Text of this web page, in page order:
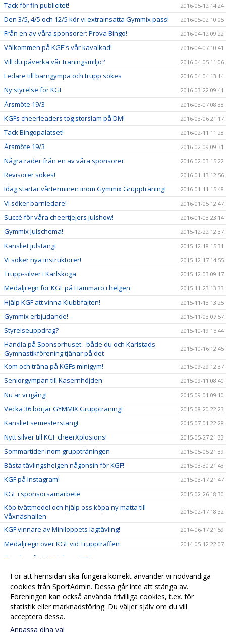
Tack för fin publicitet! 2016-05-12 14:24
Den 3/5, 4/5 och 12/5 kör vi extrainsatta Gymmix pass! 2016-05-02 10:05
Från en av våra sponsorer: Prova Bingo! 2016-04-12 09:22
Välkommen på KGF`s vår kavalkad! 2016-04-07 10:41
Vill du påverka vår träningsmiljö? 2016-04-05 11:06
Ledare till barngympa och trupp sökes 2016-04-04 13:14
Ny styrelse för KGF 2016-03-22 09:41
Årsmöte 19/3 2016-03-07 08:38
KGFs cheerleaders tog storslam på DM! 2016-03-06 21:17
Tack Bingopalatset! 2016-02-11 11:28
Årsmöte 19/3 2016-02-09 09:31
Några rader från en av våra sponsorer 2016-02-03 15:22
Revisorer sökes! 2016-01-13 12:56
Idag startar vårterminen inom Gymmix Gruppträning! 2016-01-11 15:48
Vi söker barnledare! 2016-01-05 12:47
Succé för våra cheertjejers julshow! 2016-01-03 23:14
Gymmix Julschema! 2015-12-22 12:37
Kansliet julstängt 2015-12-18 15:31
Vi söker nya instruktörer! 2015-12-17 14:55
Trupp-silver i Karlskoga 2015-12-03 09:17
Medaljregn för KGF på Hammarö i helgen 2015-11-23 13:33
Hjälp KGF att vinna Klubbfajten! 2015-11-13 13:25
Gymmix erbjudande! 2015-11-03 07:57
Styrelseuppdrag? 2015-10-19 15:44
Handla på Sponsorhuset - både du och Karlstads
Gymnastikförening tjänar på det
2015-10-16 12:45
Kom och träna på KGFs minigym! 2015-09-29 12:37
Seniorgympan till Kasernhöjden 2015-09-11 08:40
Nu är vi igång! 2015-09-01 09:10
Vecka 36 börjar GYMMIX Gruppträning! 2015-08-20 22:23
Kansliet semesterstängt 2015-07-01 22:28
Nytt silver till KGF cheerXplosions! 2015-05-27 21:33
Sommartider inom gruppträningen 2015-05-05 21:39
Bästa tävlingshelgen någonsin för KGF! 2015-03-30 21:43
KGF på Instagram! 2015-03-17 21:47
KGF i sponsorsamarbete 2015-02-26 18:30
Köp tvättmedel och hjälp oss köpa ny matta till
Våxnäshallen
2015-02-17 18:32
KGF vinnare av Miniloppets lagtävling! 2014-06-17 21:59
Medaljregn över KGF vid Truppträffen 2014-05-12 22:07
Storslam för KGF i cheer-DM!
Nya framgångar för KGFs cheertjejer! 2014-03-17 22:02
Guld och silver till KGF mixtrupper! 2013-11-26 22:14
Må Bra-dagen en succé 2013-10-17 22:17
För att hemsidan ska fungera korrekt använder vi nödvändiga
cookies från SportAdmin. Dessa går inte att stänga av.
Föreningen kan också använda frivilliga cookies, t.ex. för
statistik eller marknadsföring. Du väljer själv om du vill
acceptera dessa.
Anpassa dina val